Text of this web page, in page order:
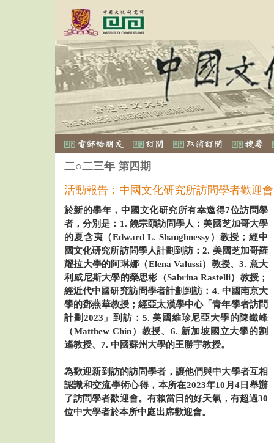
二○二三年 第四期
活動報告：中國文化研究所訪問學者歡迎會
於新的學年，中國文化研究所有幸邀得7位訪問學
者，分別是：1. 饒宗頤訪問學人：美國芝加哥大學
的夏含夷（Edward L. Shaughnessy）教授；經中
國文化研究所訪問學人計劃到訪：2. 美國芝加哥羅
耀拉大學的阿琳娜（Elena Valussi）教授、3. 意大
利威尼斯大學的榮思彬（Sabrina Rastelli）教授；
經近代中國研究訪問學者計劃到訪：4. 中國南京大
學的鄧燕華教授；經亞太漢學中心「青年學者訪問
計劃2023」到訪：5. 美國維珍尼亞大學的陳鐵峰
（Matthew Chin）教授、6. 新加坡國立大學的劉
遙教授、7. 中國蘇州大學的王勝宇教授。
為歡迎新到訪的訪問學者，讓他們與中大學者互相
認識和交流學術心得，本所在2023年10月4日舉辦
了訪問學者歡迎會。有賴當日的好天氣，有超過30
位中大學者於本所中庭出席歡迎會。